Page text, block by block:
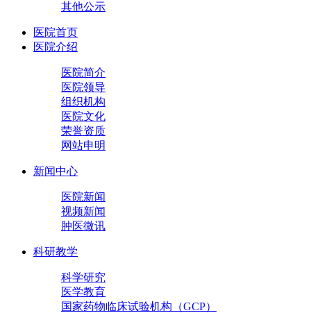
其他公示
医院首页
医院介绍
医院简介
医院领导
组织机构
医院文化
荣誉资质
网站申明
新闻中心
医院新闻
视频新闻
肿医微讯
科研教学
科学研究
医学教育
国家药物临床试验机构（GCP）